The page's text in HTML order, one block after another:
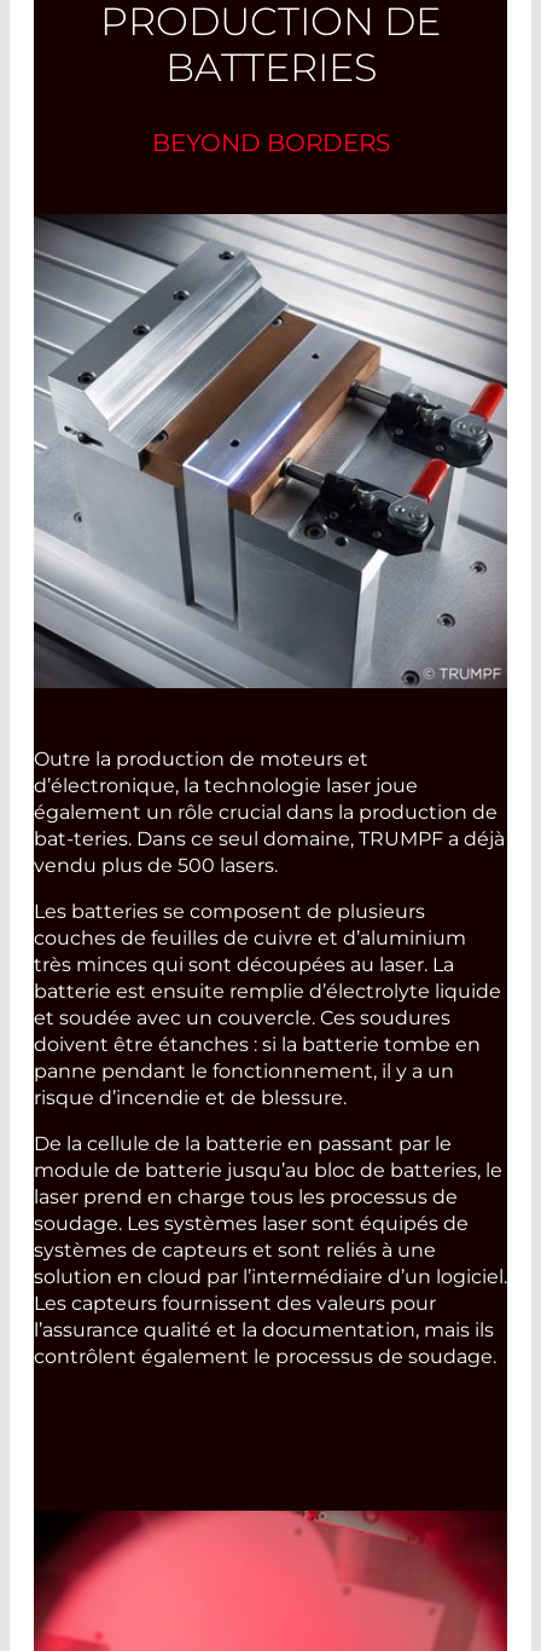
PRODUCTION DE
BATTERIES
BEYOND BORDERS
Outre la production de moteurs et
d’électronique, la technologie laser joue
également un rôle crucial dans la production de
bat-teries. Dans ce seul domaine, TRUMPF a déjà
vendu plus de 500 lasers.
Les batteries se composent de plusieurs
couches de feuilles de cuivre et d’aluminium
très minces qui sont découpées au laser. La
batterie est ensuite remplie d’électrolyte liquide
et soudée avec un couvercle. Ces soudures
doivent être étanches : si la batterie tombe en
panne pendant le fonctionnement, il y a un
risque d’incendie et de blessure.
De la cellule de la batterie en passant par le
module de batterie jusqu’au bloc de batteries, le
laser prend en charge tous les processus de
soudage. Les systèmes laser sont équipés de
systèmes de capteurs et sont reliés à une
solution en cloud par l’intermédiaire d’un logiciel.
Les capteurs fournissent des valeurs pour
l’assurance qualité et la documentation, mais ils
contrôlent également le processus de soudage.